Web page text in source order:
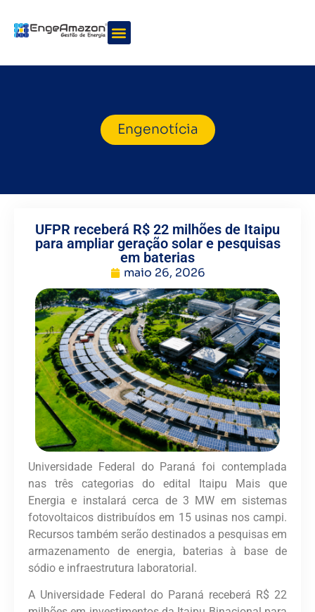
Engenotícia
UFPR receberá R$ 22 milhões de Itaipu
para ampliar geração solar e pesquisas
em baterias
maio 26, 2026
Universidade Federal do Paraná foi contemplada
nas três categorias do edital Itaipu Mais que
Energia e instalará cerca de 3 MW em sistemas
fotovoltaicos distribuídos em 15 usinas nos campi.
Recursos também serão destinados a pesquisas em
armazenamento de energia, baterias à base de
sódio e infraestrutura laboratorial.
A Universidade Federal do Paraná receberá R$ 22